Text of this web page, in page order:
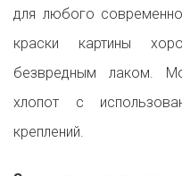
для любого
краски картины
безвредным лаком.
хлопот с
креплений.